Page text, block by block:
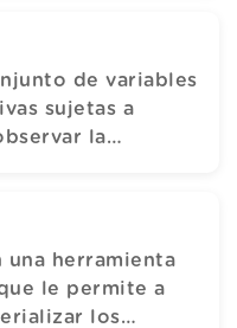
por cada
de variables
sujetas a
la
una herramienta
le permite a
los